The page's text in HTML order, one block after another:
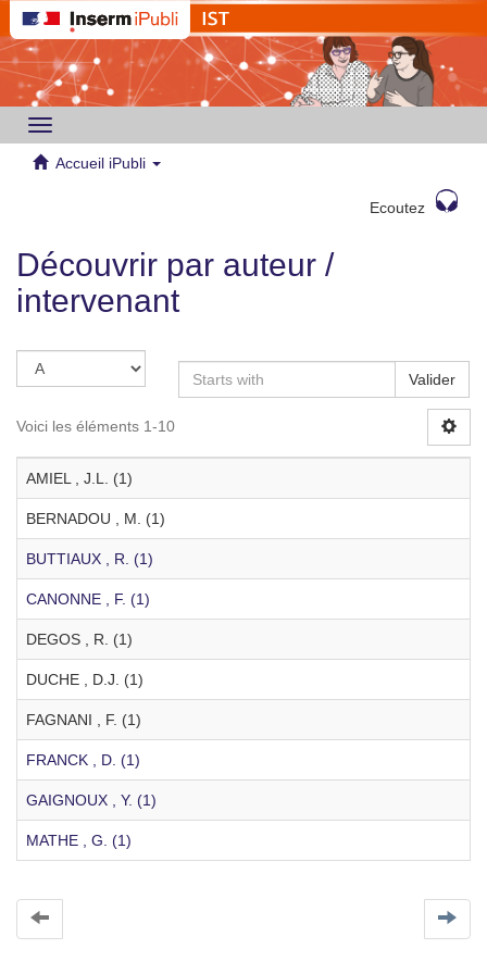
Toggle
navigation
Accueil iPubli
Ecoutez
Découvrir par auteur /
intervenant
Valider
Voici les éléments 1-10
AMIEL , J.L. (1)
BERNADOU , M. (1)
BUTTIAUX , R. (1)
CANONNE , F. (1)
DEGOS , R. (1)
DUCHE , D.J. (1)
FAGNANI , F. (1)
FRANCK , D. (1)
GAIGNOUX , Y. (1)
MATHE , G. (1)